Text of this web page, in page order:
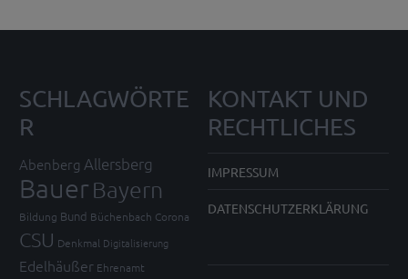
SCHLAGWÖRTE
R
Abenberg Allersberg
Bauer Bayern
Bildung Bund Büchenbach Corona
CSU Denkmal Digitalisierung
Edelhäußer Ehrenamt
KONTAKT UND
RECHTLICHES
IMPRESSUM
DATENSCHUTZERKLÄRUNG